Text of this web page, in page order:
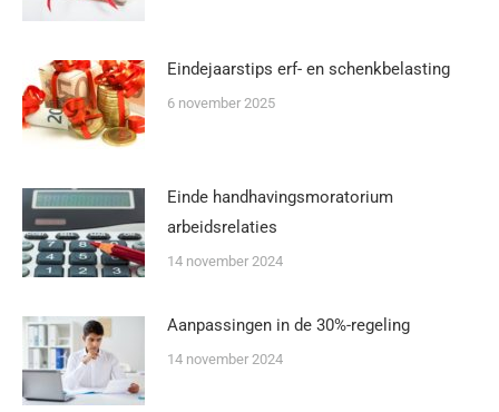
Eindejaarstips erf- en schenkbelasting
6 november 2025
Einde handhavingsmoratorium
arbeidsrelaties
14 november 2024
Aanpassingen in de 30%-regeling
14 november 2024